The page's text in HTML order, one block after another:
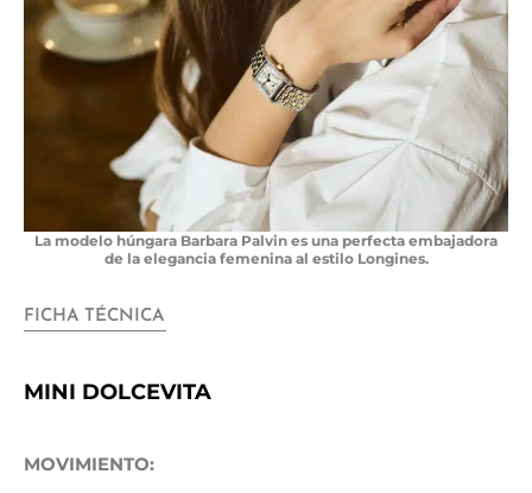
La modelo húngara Barbara Palvin es una perfecta embajadora
de la elegancia femenina al estilo Longines.
FICHA TÉCNICA
MINI DOLCEVITA
MOVIMIENTO: